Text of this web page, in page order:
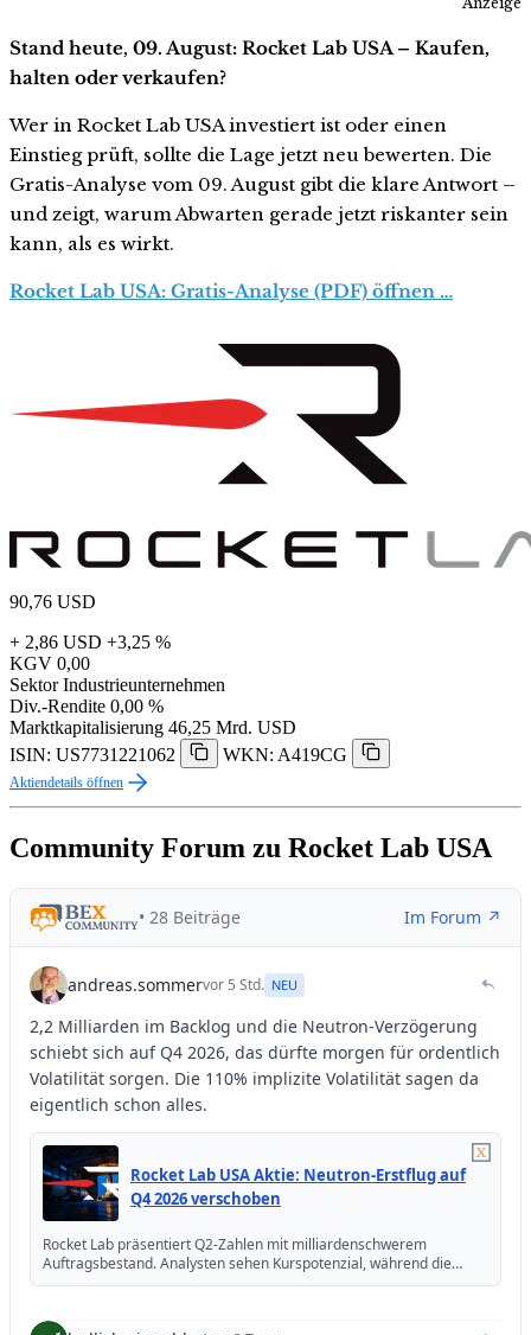
Stand heute, 09. August: Rocket Lab USA – Kaufen,
halten oder verkaufen?
Wer in Rocket Lab USA investiert ist oder einen
Einstieg prüft, sollte die Lage jetzt neu bewerten. Die
Gratis-Analyse vom 09. August gibt die klare Antwort –
und zeigt, warum Abwarten gerade jetzt riskanter sein
kann, als es wirkt.
Rocket Lab USA: Gratis-Analyse (PDF) öffnen …
90,76 USD
+ 2,86 USD +3,25 %
KGV 0,00
Sektor Industrieunternehmen
Div.-Rendite 0,00 %
Marktkapitalisierung 46,25 Mrd. USD
ISIN: US7731221062
WKN: A419CG
Aktiendetails öffnen
Community Forum zu Rocket Lab USA